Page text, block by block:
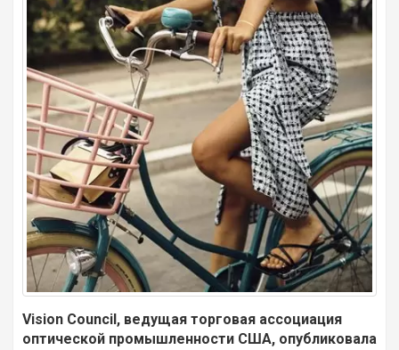
Vision Council, ведущая торговая ассоциация
оптической промышленности США, опубликовала